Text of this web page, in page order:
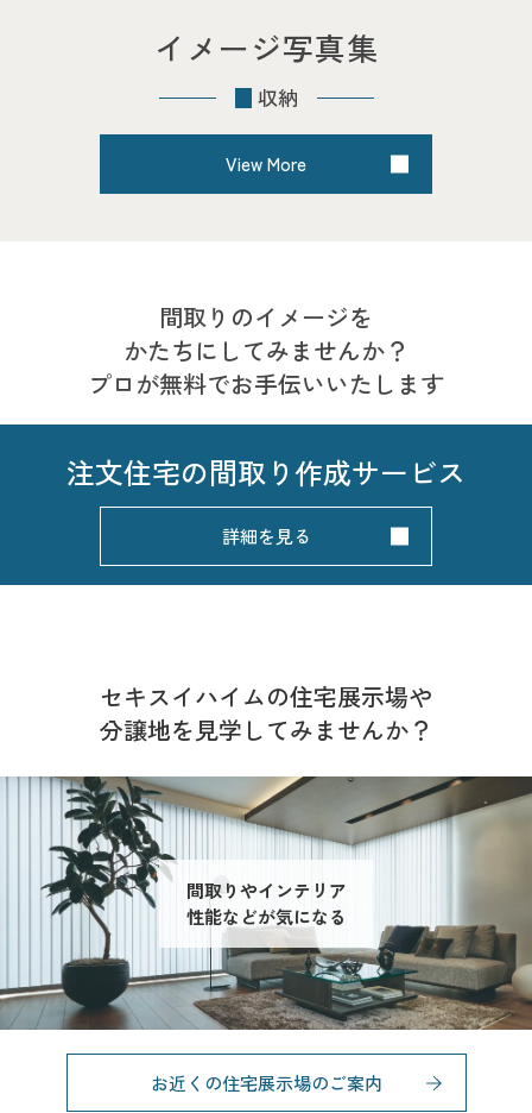
イメージ写真集
収納
View More
間取りのイメージを
かたちにしてみませんか？
プロが無料でお手伝いいたします
注文住宅の間取り作成サービス
詳細を見る
セキスイハイムの住宅展示場や
分譲地を見学してみませんか？
間取りやインテリア
性能などが気になる
お近くの住宅展示場のご案内